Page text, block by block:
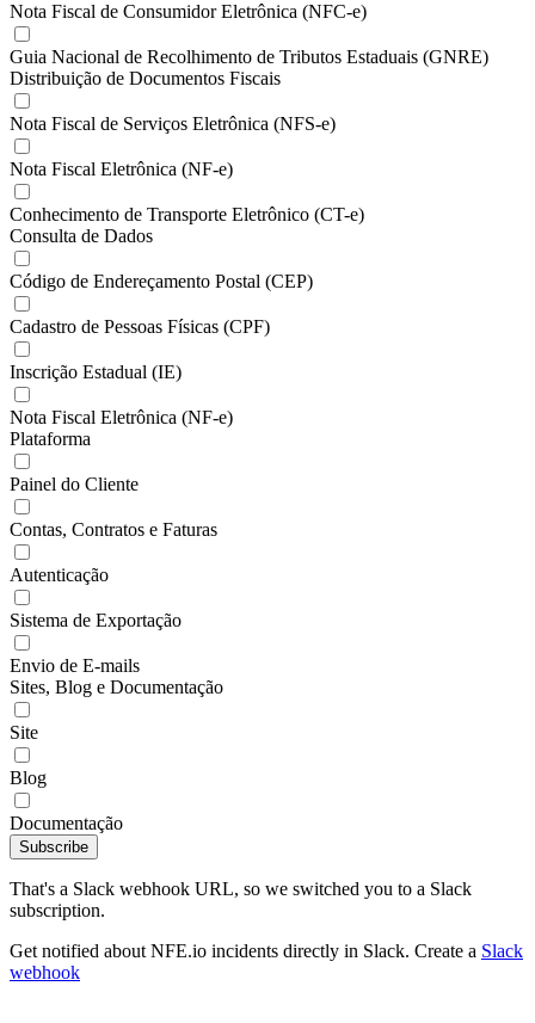
Nota Fiscal de Consumidor Eletrônica (NFC-e)
Guia Nacional de Recolhimento de Tributos Estaduais (GNRE)
Distribuição de Documentos Fiscais
Nota Fiscal de Serviços Eletrônica (NFS-e)
Nota Fiscal Eletrônica (NF-e)
Conhecimento de Transporte Eletrônico (CT-e)
Consulta de Dados
Código de Endereçamento Postal (CEP)
Cadastro de Pessoas Físicas (CPF)
Inscrição Estadual (IE)
Nota Fiscal Eletrônica (NF-e)
Plataforma
Painel do Cliente
Contas, Contratos e Faturas
Autenticação
Sistema de Exportação
Envio de E-mails
Sites, Blog e Documentação
Site
Blog
Documentação
Subscribe
That's a Slack webhook URL, so we switched you to a Slack
subscription.
Get notified about NFE.io incidents directly in Slack. Create a Slack
webhook